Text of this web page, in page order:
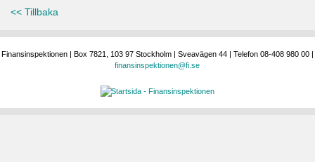
<< Tillbaka
Finansinspektionen | Box 7821, 103 97 Stockholm | Sveavägen 44 | Telefon 08-408 980 00 |
finansinspektionen@fi.se